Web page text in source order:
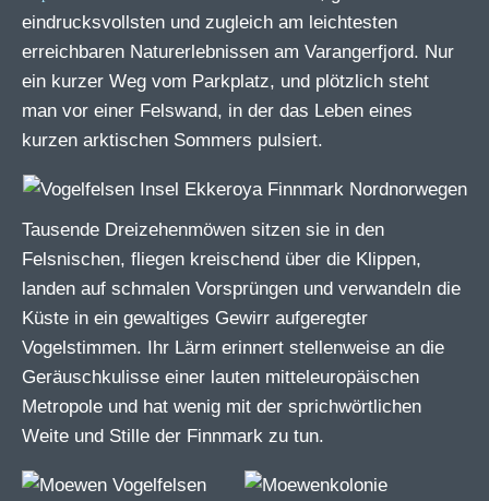
eindrucksvollsten und zugleich am leichtesten
erreichbaren Naturerlebnissen am Varangerfjord. Nur
ein kurzer Weg vom Parkplatz, und plötzlich steht
man vor einer Felswand, in der das Leben eines
kurzen arktischen Sommers pulsiert.
Tausende Dreizehenmöwen sitzen sie in den
Felsnischen, fliegen kreischend über die Klippen,
landen auf schmalen Vorsprüngen und verwandeln die
Küste in ein gewaltiges Gewirr aufgeregter
Vogelstimmen. Ihr Lärm erinnert stellenweise an die
Geräuschkulisse einer lauten mitteleuropäischen
Metropole und hat wenig mit der sprichwörtlichen
Weite und Stille der Finnmark zu tun.